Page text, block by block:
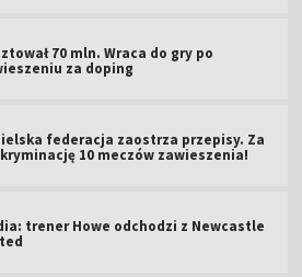
70 mln. Wraca do gry po
za doping
federacja zaostrza przepisy. Za
10 meczów zawieszenia!
trener Howe odchodzi z Newcastle